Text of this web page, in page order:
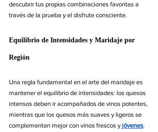
descubrir tus propias combinaciones favoritas a
través de la prueba y el disfrute consciente.
Equilibrio de Intensidades y Maridaje por
Región
Una regla fundamental en el arte del maridaje es
mantener el equilibrio de intensidades: los quesos
intensos deben ir acompañados de vinos potentes,
mientras que los quesos más suaves y ligeros se
complementan mejor con vinos frescos y jóvenes.